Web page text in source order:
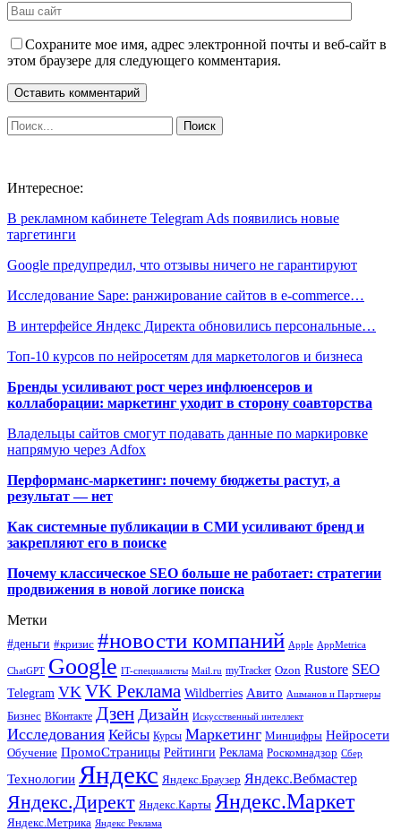
Сохраните мое имя, адрес электронной почты и веб-сайт в
этом браузере для следующего комментария.
Интересное:
В рекламном кабинете Telegram Ads появились новые
таргетинги
Google предупредил, что отзывы ничего не гарантируют
Исследование Sape: ранжирование сайтов в e-commerce…
В интерфейсе Яндекс Директа обновились персональные…
Топ-10 курсов по нейросетям для маркетологов и бизнеса
Бренды усиливают рост через инфлюенсеров и
коллаборации: маркетинг уходит в сторону соавторства
Владельцы сайтов смогут подавать данные по маркировке
напрямую через Adfox
Перформанс-маркетинг: почему бюджеты растут, а
результат — нет
Как системные публикации в СМИ усиливают бренд и
закрепляют его в поиске
Почему классическое SEO больше не работает: стратегии
продвижения в новой логике поиска
Метки
#деньги #кризис #новости компаний Apple AppMetrica
ChatGPT Google IT-специалисты Mail.ru myTracker Ozon Rustore SEO
Telegram VK VK Реклама Wildberries Авито Ашманов и Партнеры
Бизнес ВКонтакте Дзен Дизайн Искусственный интеллект
Исследования Кейсы Курсы Маркетинг Минцифры Нейросети
Обучение ПромоСтраницы Рейтинги Реклама Роскомнадзор Сбер
Технологии Яндекс Яндекс.Браузер Яндекс.Вебмастер
Яндекс.Директ Яндекс.Карты Яндекс.Маркет
Яндекс.Метрика Яндекс Реклама